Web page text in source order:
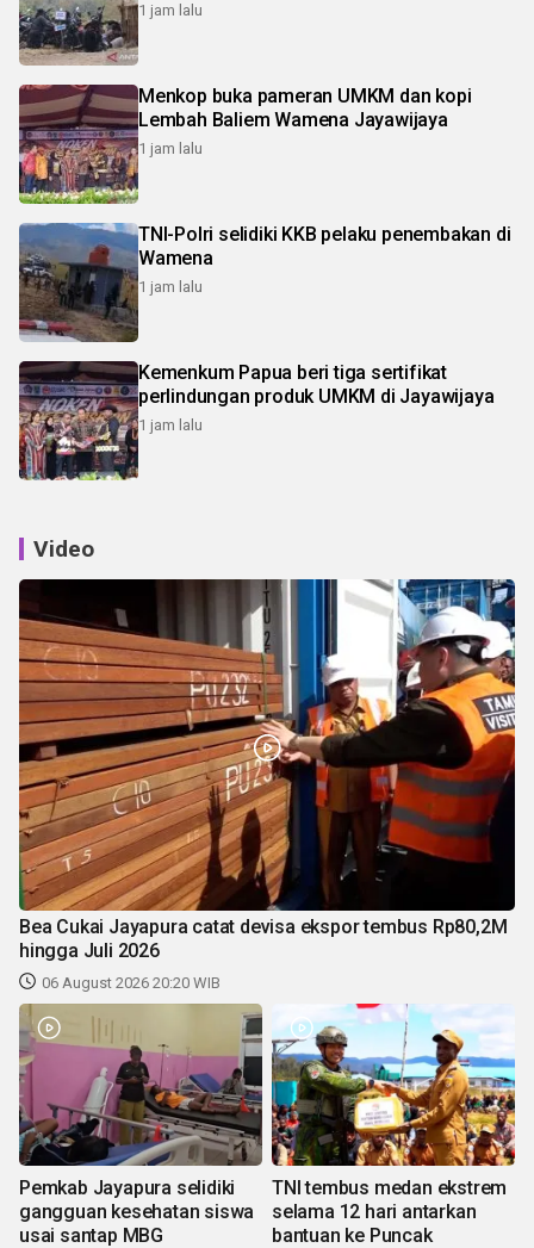
1 jam lalu
Menkop buka pameran UMKM dan kopi
Lembah Baliem Wamena Jayawijaya
1 jam lalu
TNI-Polri selidiki KKB pelaku penembakan di
Wamena
1 jam lalu
Kemenkum Papua beri tiga sertifikat
perlindungan produk UMKM di Jayawijaya
1 jam lalu
Video
Bea Cukai Jayapura catat devisa ekspor tembus Rp80,2M
hingga Juli 2026
06 August 2026 20:20 WIB
Pemkab Jayapura selidiki
gangguan kesehatan siswa
usai santap MBG
TNI tembus medan ekstrem
selama 12 hari antarkan
bantuan ke Puncak